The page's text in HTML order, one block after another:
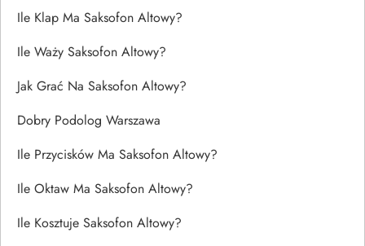
Ile Klap Ma Saksofon Altowy?
Ile Waży Saksofon Altowy?
Jak Grać Na Saksofon Altowy?
Dobry Podolog Warszawa
Ile Przycisków Ma Saksofon Altowy?
Ile Oktaw Ma Saksofon Altowy?
Ile Kosztuje Saksofon Altowy?